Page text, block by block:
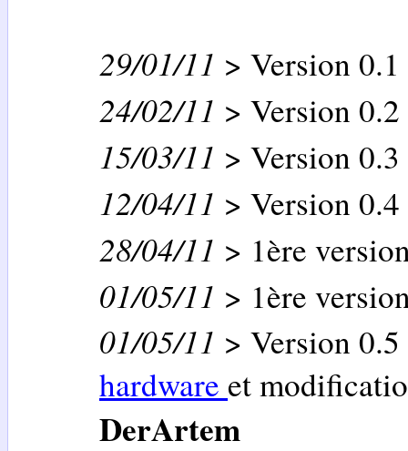
29/01/11 > Version
24/02/11 > Version
15/03/11 > Version
12/04/11 > Version
28/04/11 > 1ère
01/05/11 > 1ère
01/05/11 > Version
hardware et
DerArtem